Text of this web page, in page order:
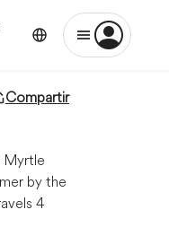
Compartir